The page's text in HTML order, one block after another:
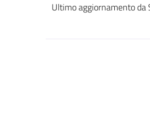
Ultimo aggiornamento da